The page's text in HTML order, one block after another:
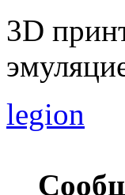
3D
legion